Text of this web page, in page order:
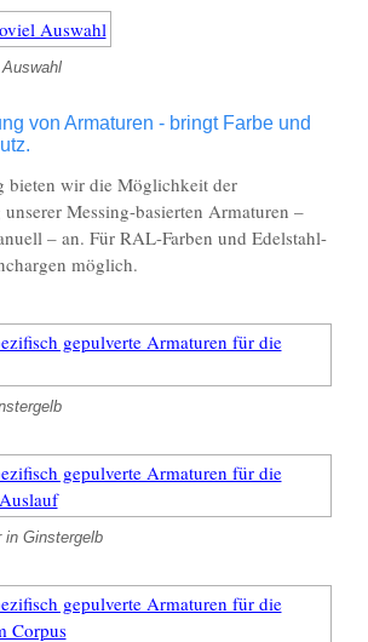
Wand UP
manuell
Trink- u. VE-Wasser
Trink- u. VE-Wasser
für VE- und Trinkwasser
Druckluft Hygienepistolen-Set
für Seifen- u.
mit Masken- u.
Accessoires
von Armaturen - bringt Farbe und
bieten wir die Möglichkeit der
Messing-basierten Armaturen –
– an. Für RAL-Farben und Edelstahl-
möglich.
in Ginstergelb